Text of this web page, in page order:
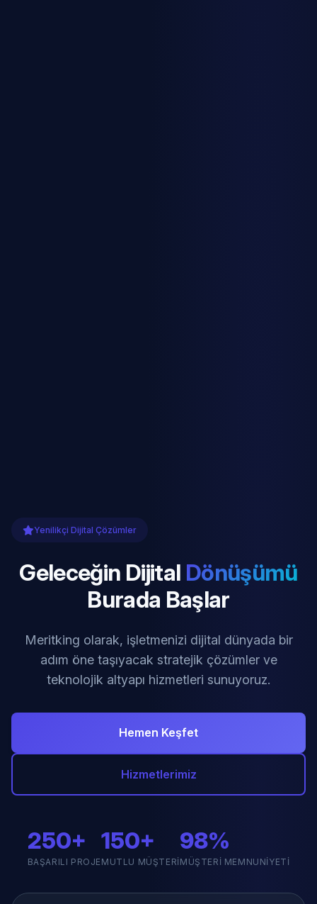
Yenilikçi Dijital Çözümler
Geleceğin Dijital Dönüşümü
Burada Başlar
Meritking olarak, işletmenizi dijital dünyada bir
adım öne taşıyacak stratejik çözümler ve
teknolojik altyapı hizmetleri sunuyoruz.
Hemen Keşfet
Hizmetlerimiz
250+
BAŞARILI PROJE
150+
MUTLU MÜŞTERI
98%
MÜŞTERI MEMNUNIYETI